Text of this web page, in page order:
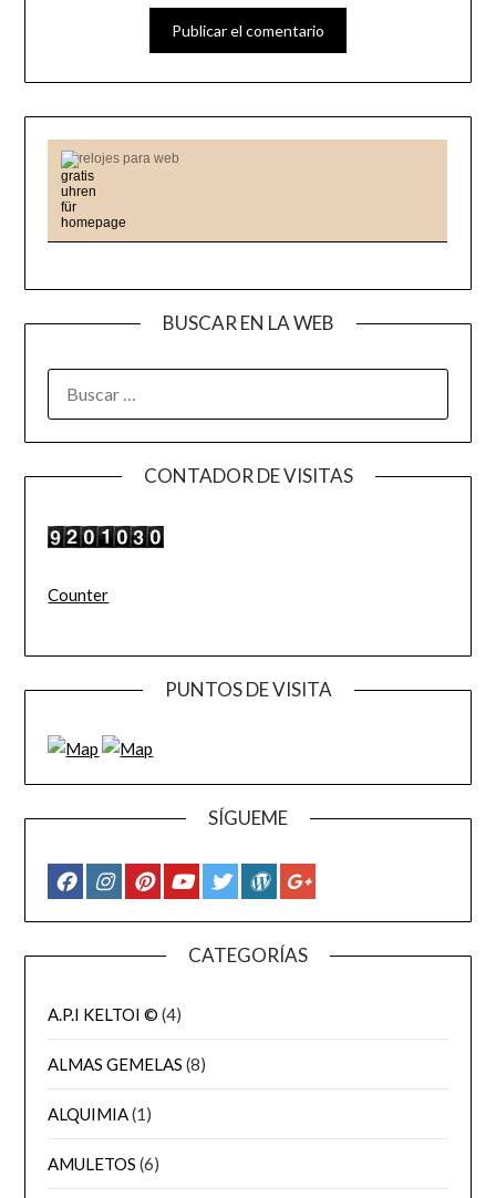
relojes para web
BUSCAR EN LA WEB
CONTADOR DE VISITAS
Counter
PUNTOS DE VISITA
SÍGUEME
CATEGORÍAS
A.P.I KELTOI © (4)
ALMAS GEMELAS (8)
ALQUIMIA(1)
AMULETOS (6)